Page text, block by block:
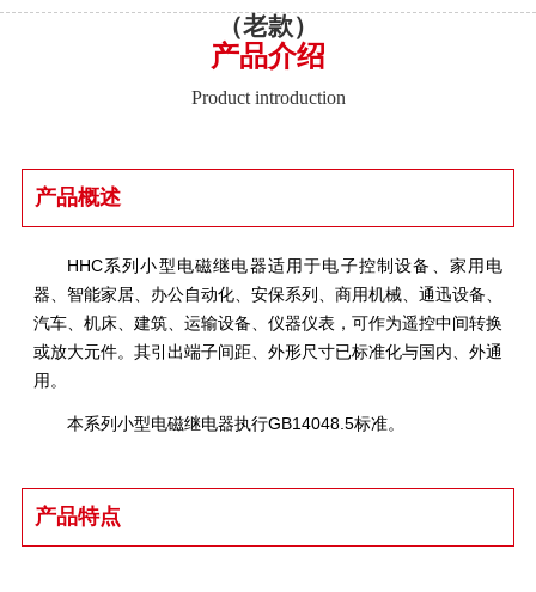
（老款）
产品介绍
Product introduction
产品概述
HHC系列小型电磁继电器适用于电子控制设备、家用电
器、智能家居、办公自动化、安保系列、商用机械、通迅设备、
汽车、机床、建筑、运输设备、仪器仪表，可作为遥控中间转换
或放大元件。其引出端子间距、外形尺寸已标准化与国内、外通
用。
本系列小型电磁继电器执行GB14048.5标准。
产品特点